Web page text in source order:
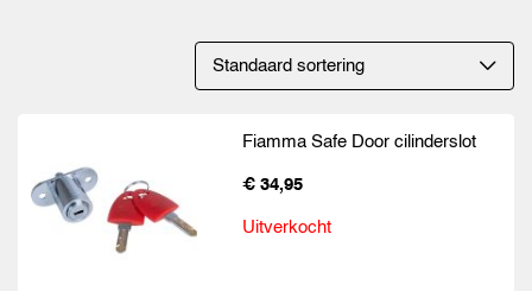
Fiamma Safe Door cilinderslot
€ 34,95
Uitverkocht